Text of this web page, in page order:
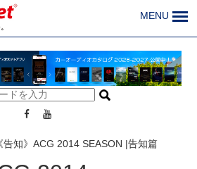
MENU
《告知》ACG 2014 SEASON |告知篇